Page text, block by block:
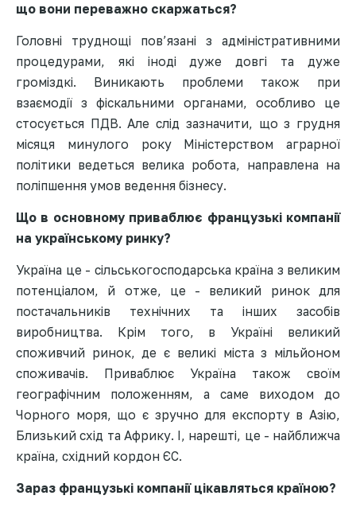
що вони переважно скаржаться?
Головні труднощі пов’язані з адміністративними
процедурами, які іноді дуже довгі та дуже
громіздкі. Виникають проблеми також при
взаємодії з фіскальними органами, особливо це
стосується ПДВ. Але слід зазначити, що з грудня
місяця минулого року Міністерством аграрної
політики ведеться велика робота, направлена на
поліпшення умов ведення бізнесу.
Що в основному приваблює французькі компанії
на українському ринку?
Україна це - сільськогосподарська країна з великим
потенціалом, й отже, це - великий ринок для
постачальників технічних та інших засобів
виробництва. Крім того, в Україні великий
споживчий ринок, де є великі міста з мільйоном
споживачів. Приваблює Україна також своїм
географічним положенням, а саме виходом до
Чорного моря, що є зручно для експорту в Азію,
Близький схід та Африку. І, нарешті, це - найближча
країна, східний кордон ЄС.
Зараз французькі компанії цікавляться країною?